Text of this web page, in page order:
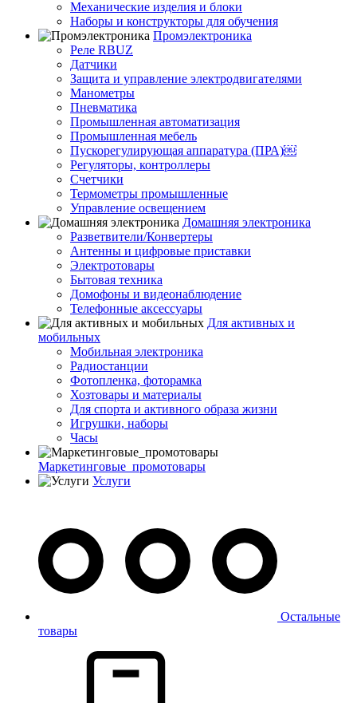
Механические изделия и блоки
Наборы и конструкторы для обучения
Промэлектроника
Реле RBUZ
Датчики
Защита и управление электродвигателями
Манометры
Пневматика
Промышленная автоматизация
Промышленная мебель
Пускорегулирующая аппаратура (ПРА)￼
Регуляторы, контроллеры
Счетчики
Термометры промышленные
Управление освещением
Домашняя электроника
Разветвители/Конвертеры
Антенны и цифровые приставки
Электротовары
Бытовая техника
Домофоны и видеонаблюдение
Телефонные аксессуары
Для активных и
мобильных
Мобильная электроника
Радиостанции
Фотопленка, фоторамка
Хозтовары и материалы
Для спорта и активного образа жизни
Игрушки, наборы
Часы
Маркетинговые_промотовары
Услуги
Остальные
товары